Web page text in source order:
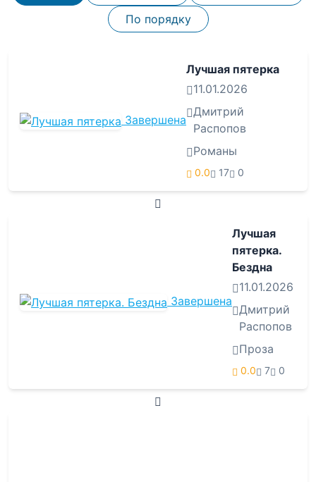
По порядку
Завершена
Лучшая пятерка
11.01.2026
Дмитрий
Распопов
Романы
0.0 17 0
Завершена
Лучшая
пятерка.
Бездна
11.01.2026
Дмитрий
Распопов
Проза
0.0 7 0